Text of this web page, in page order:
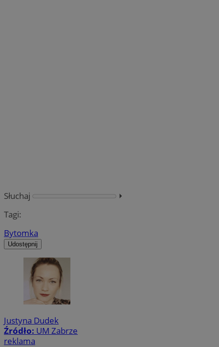
Słuchaj
⏵︎
Tagi:
Bytomka
Udostępnij
Justyna Dudek
Źródło: UM Zabrze
reklama